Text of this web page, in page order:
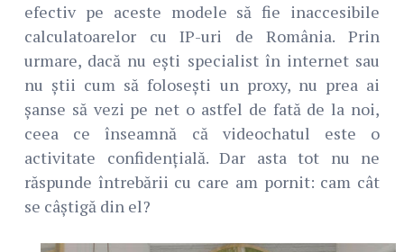
efectiv pe aceste modele să fie inaccesibile
calculatoarelor cu IP-uri de România. Prin
urmare, dacă nu ești specialist în internet sau
nu știi cum să folosești un proxy, nu prea ai
șanse să vezi pe net o astfel de fată de la noi,
ceea ce înseamnă că videochatul este o
activitate confidențială. Dar asta tot nu ne
răspunde întrebării cu care am pornit: cam cât
se câștigă din el?